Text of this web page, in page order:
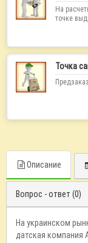
На
точке
Точка
Описание
Вопрос - ответ (0)
На украинском
датская компания